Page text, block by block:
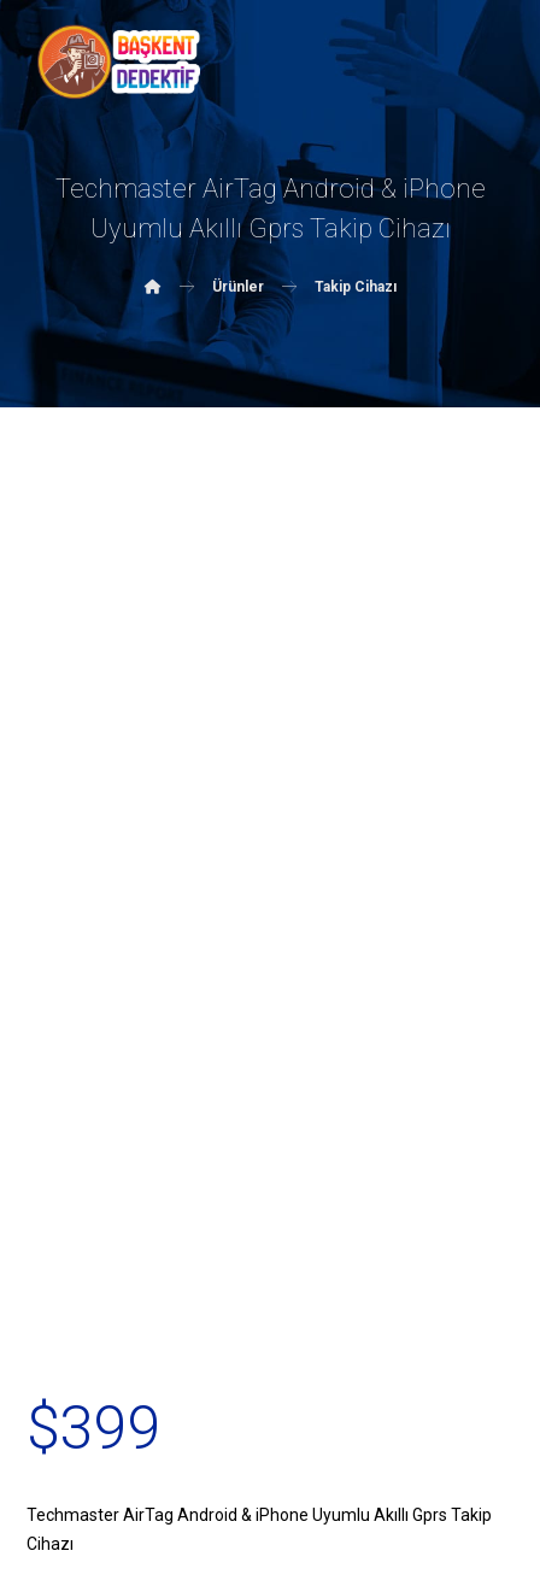
Techmaster AirTag Android & iPhone
Uyumlu Akıllı Gprs Takip Cihazı
Ürünler Takip Cihazı
$399
Techmaster AirTag Android & iPhone Uyumlu Akıllı Gprs Takip
Cihazı